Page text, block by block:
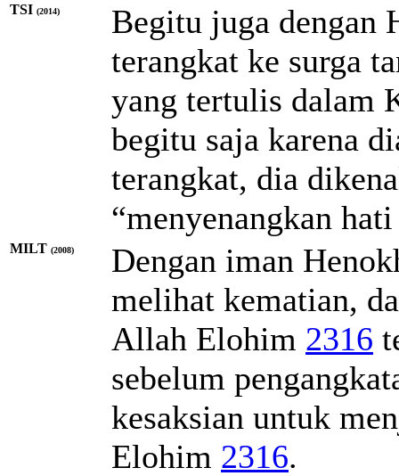
TSI (2014)
Begitu juga dengan
terangkat ke surga
yang tertulis dalam
begitu saja karena
terangkat, dia
“menyenangkan
MILT (2008)
Dengan iman
melihat kematian,
Allah Elohim 2316
sebelum
kesaksian untuk
Elohim 2316.